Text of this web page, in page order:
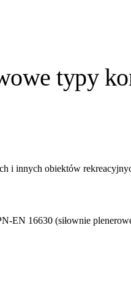
typy
i innych obiektów
EN 16630 (siłownie